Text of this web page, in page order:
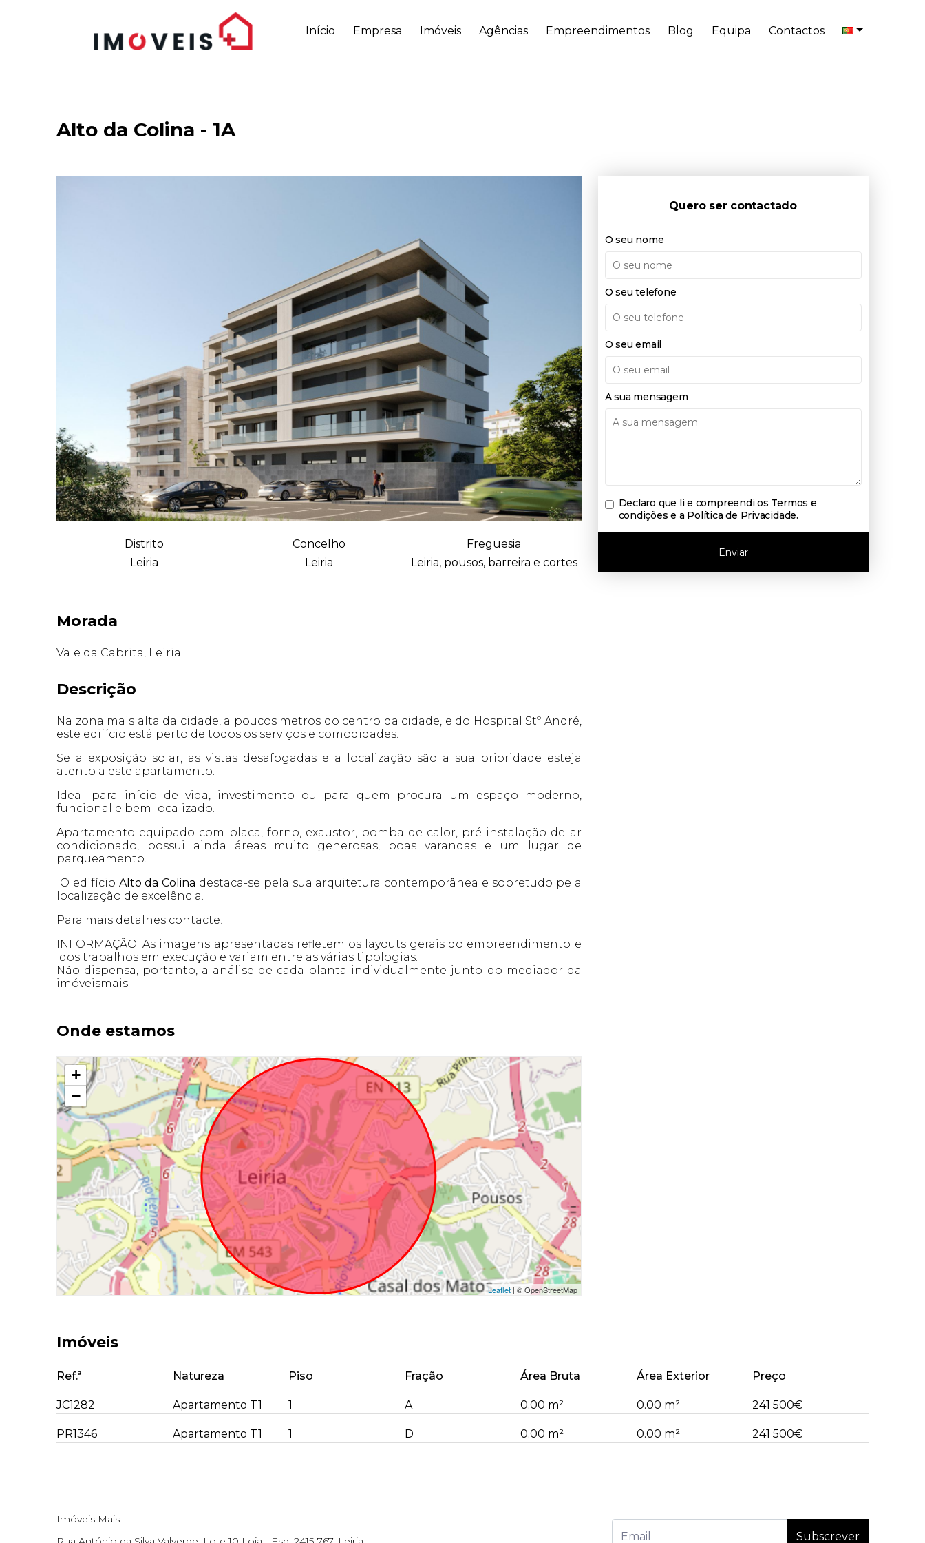
Início Empresa Imóveis Agências Empreendimentos Blog Equipa Contactos
Alto da Colina - 1A
Distrito
Leiria
Concelho
Leiria
Freguesia
Leiria, pousos, barreira e cortes
Morada
Vale da Cabrita, Leiria
Descrição
Na zona mais alta da cidade, a poucos metros do centro da cidade, e do Hospital Stº André,
este edifício está perto de todos os serviços e comodidades.
Se a exposição solar, as vistas desafogadas e a localização são a sua prioridade esteja
atento a este apartamento.
Ideal para início de vida, investimento ou para quem procura um espaço moderno,
funcional e bem localizado.
Apartamento equipado com placa, forno, exaustor, bomba de calor, pré-instalação de ar
condicionado, possui ainda áreas muito generosas, boas varandas e um lugar de
parqueamento.
O edifício Alto da Colina destaca-se pela sua arquitetura contemporânea e sobretudo pela
localização de excelência.
Para mais detalhes contacte!
INFORMAÇÃO: As imagens apresentadas refletem os layouts gerais do empreendimento e
dos trabalhos em execução e variam entre as várias tipologias.
Não dispensa, portanto, a análise de cada planta individualmente junto do mediador da
imóveismais.
Onde estamos
+
−
Leaflet| © OpenStreetMap
Quero ser contactado
O seu nome
O seu telefone
O seu email
A sua mensagem
Declaro que li e compreendi os Termos e
condições e a Política de Privacidade.
Enviar
Imóveis
Ref.ª Natureza Piso Fração Área Bruta Área Exterior Preço
JC1282 Apartamento T1 1 A 0.00 m² 0.00 m² 241 500€
PR1346 Apartamento T1 1 D 0.00 m² 0.00 m² 241 500€
Imóveis Mais
Subscrever